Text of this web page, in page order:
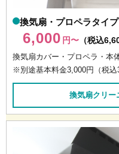
換気扇・プロペラタイプ
6,000 円〜 （税込
換気扇カバー・プロペラ・本
※別途基本料金3,000円（税込
換気扇クリー